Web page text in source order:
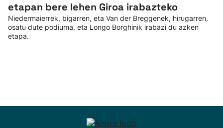
etapan bere lehen Giroa irabazteko
Niedermaierrek, bigarren, eta Van der Breggenek, hirugarren,
osatu dute podiuma, eta Longo Borghinik irabazi du azken
etapa.